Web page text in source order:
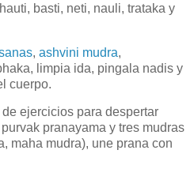
basti, neti, nauli, trataka y
, ashvini mudra,
limpia ida, pingala nadis y
cuerpo.
ejercicios para despertar
pranayama y tres mudras
maha mudra), une prana con